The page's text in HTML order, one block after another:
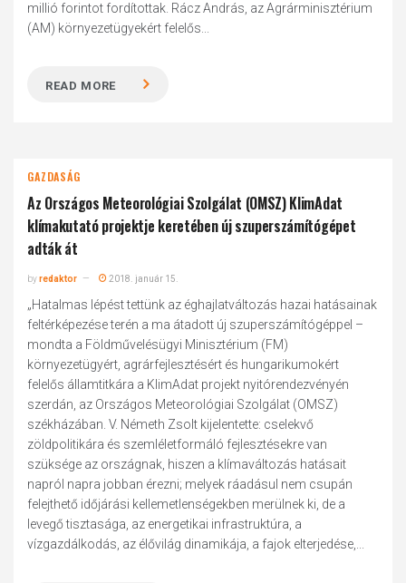
millió forintot fordítottak. Rácz András, az Agrárminisztérium
(AM) környezetügyekért felelős...
READ MORE
GAZDASÁG
Az Országos Meteorológiai Szolgálat (OMSZ) KlimAdat
klímakutató projektje keretében új szuperszámítógépet
adták át
byredaktor 2018. január 15.
„Hatalmas lépést tettünk az éghajlatváltozás hazai hatásainak
feltérképezése terén a ma átadott új szuperszámítógéppel –
mondta a Földművelésügyi Minisztérium (FM)
környezetügyért, agrárfejlesztésért és hungarikumokért
felelős államtitkára a KlimAdat projekt nyitórendezvényén
szerdán, az Országos Meteorológiai Szolgálat (OMSZ)
székházában. V. Németh Zsolt kijelentette: cselekvő
zöldpolitikára és szemléletformáló fejlesztésekre van
szüksége az országnak, hiszen a klímaváltozás hatásait
napról napra jobban érezni; melyek ráadásul nem csupán
felejthető időjárási kellemetlenségekben merülnek ki, de a
levegő tisztasága, az energetikai infrastruktúra, a
vízgazdálkodás, az élővilág dinamikája, a fajok elterjedése,...